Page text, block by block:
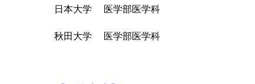
日本大学 医学部医学科
秋田大学 医学部医学科